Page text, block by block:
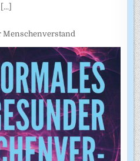
[...]
Menschenverstand